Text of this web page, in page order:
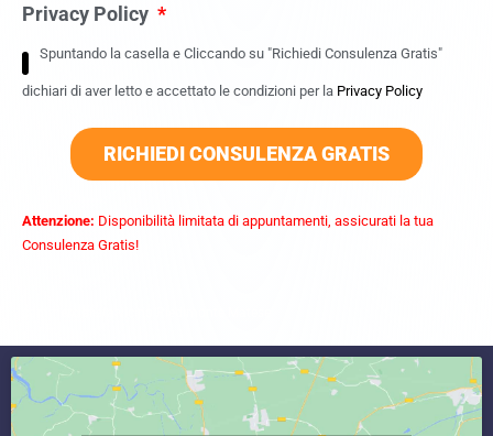
Privacy Policy
Spuntando la casella e Cliccando su "Richiedi Consulenza Gratis"
dichiari di aver letto e accettato le condizioni per la Privacy Policy
RICHIEDI CONSULENZA GRATIS
Attenzione: Disponibilità limitata di appuntamenti, assicurati la tua
Consulenza Gratis!